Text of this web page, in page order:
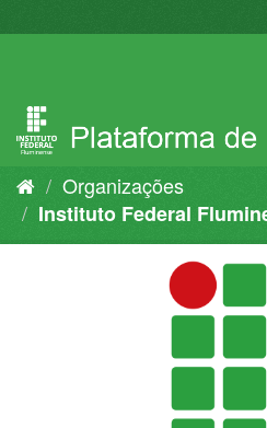
para
Organizações
Instituto Federal